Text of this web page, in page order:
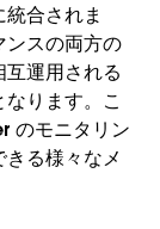
合されま
ンスの両方の
運用される
ります。こ
のモニタリン
る様々なメ